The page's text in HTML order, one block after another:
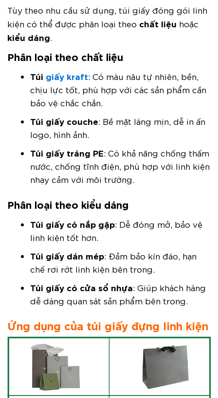
Tùy theo nhu cầu sử dụng, túi giấy đóng gói linh
kiện có thể được phân loại theo chất liệu hoặc
kiểu dáng
Phân loại theo chất liệu
Túi giấy kraft: Có màu nâu tự nhiên, bền,
chịu lực tốt, phù hợp với các sản phẩm cần
bảo vệ chắc chắn.
Túi giấy couche: Bề mặt láng mịn, dễ in ấn
logo, hình ảnh.
Túi giấy tráng PE: Có khả năng chống thấm
nước, chống tĩnh điện, phù hợp với linh kiện
nhạy cảm với môi trường.
Phân loại theo kiểu dáng
Túi giấy có nắp gập: Dễ đóng mở, bảo vệ
linh kiện tốt hơn.
Túi giấy dán mép: Đảm bảo kín đáo, hạn
chế rơi rớt linh kiện bên trong.
Túi giấy có cửa sổ nhựa: Giúp khách hàng
dễ dàng quan sát sản phẩm bên trong.
Ứng dụng của túi giấy đựng linh kiện